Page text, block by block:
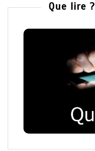
Que lire